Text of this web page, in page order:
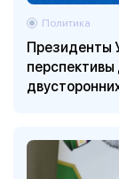
Президенты
Политика